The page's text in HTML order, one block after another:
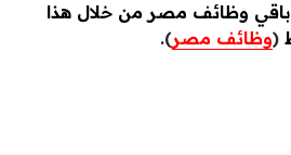
باقي وظائف مصر من خلال هذا
(وظائف مصر).